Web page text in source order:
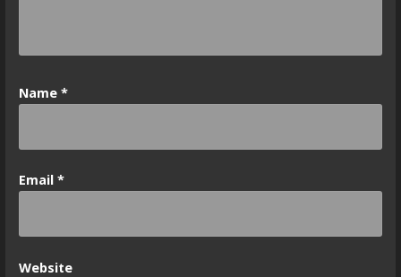
o
nName *
Email *
Website